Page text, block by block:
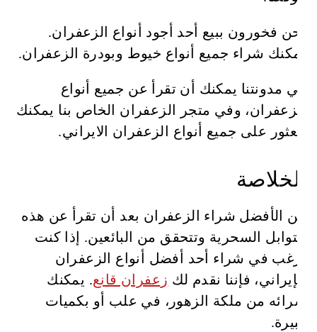
نحن فخورون ببيع أحد أجود أنواع الزعفران.
يمكنك شراء جميع أنواع خيوط وبودرة الزعفران.
في مدونتنا يمكنك أن تقرأ عن جميع أنواع
الزعفران، وفي متجر الزعفران الخاص بنا يمكنك
العثور على جميع أنواع الزعفران الايراني.
الخلاصة
من الأفضل شراء الزعفران بعد أن تقرأ عن هذه
التوابل السحرية وتتحقق من البائعين. إذا كنت
ترغب في شراء أحد أفضل أنواع الزعفران
الإيراني، فإننا نقدم لك زعفران قانع. يمكنك
شرائه من ملكة الزهور، في علب أو بكميات
كبيرة.